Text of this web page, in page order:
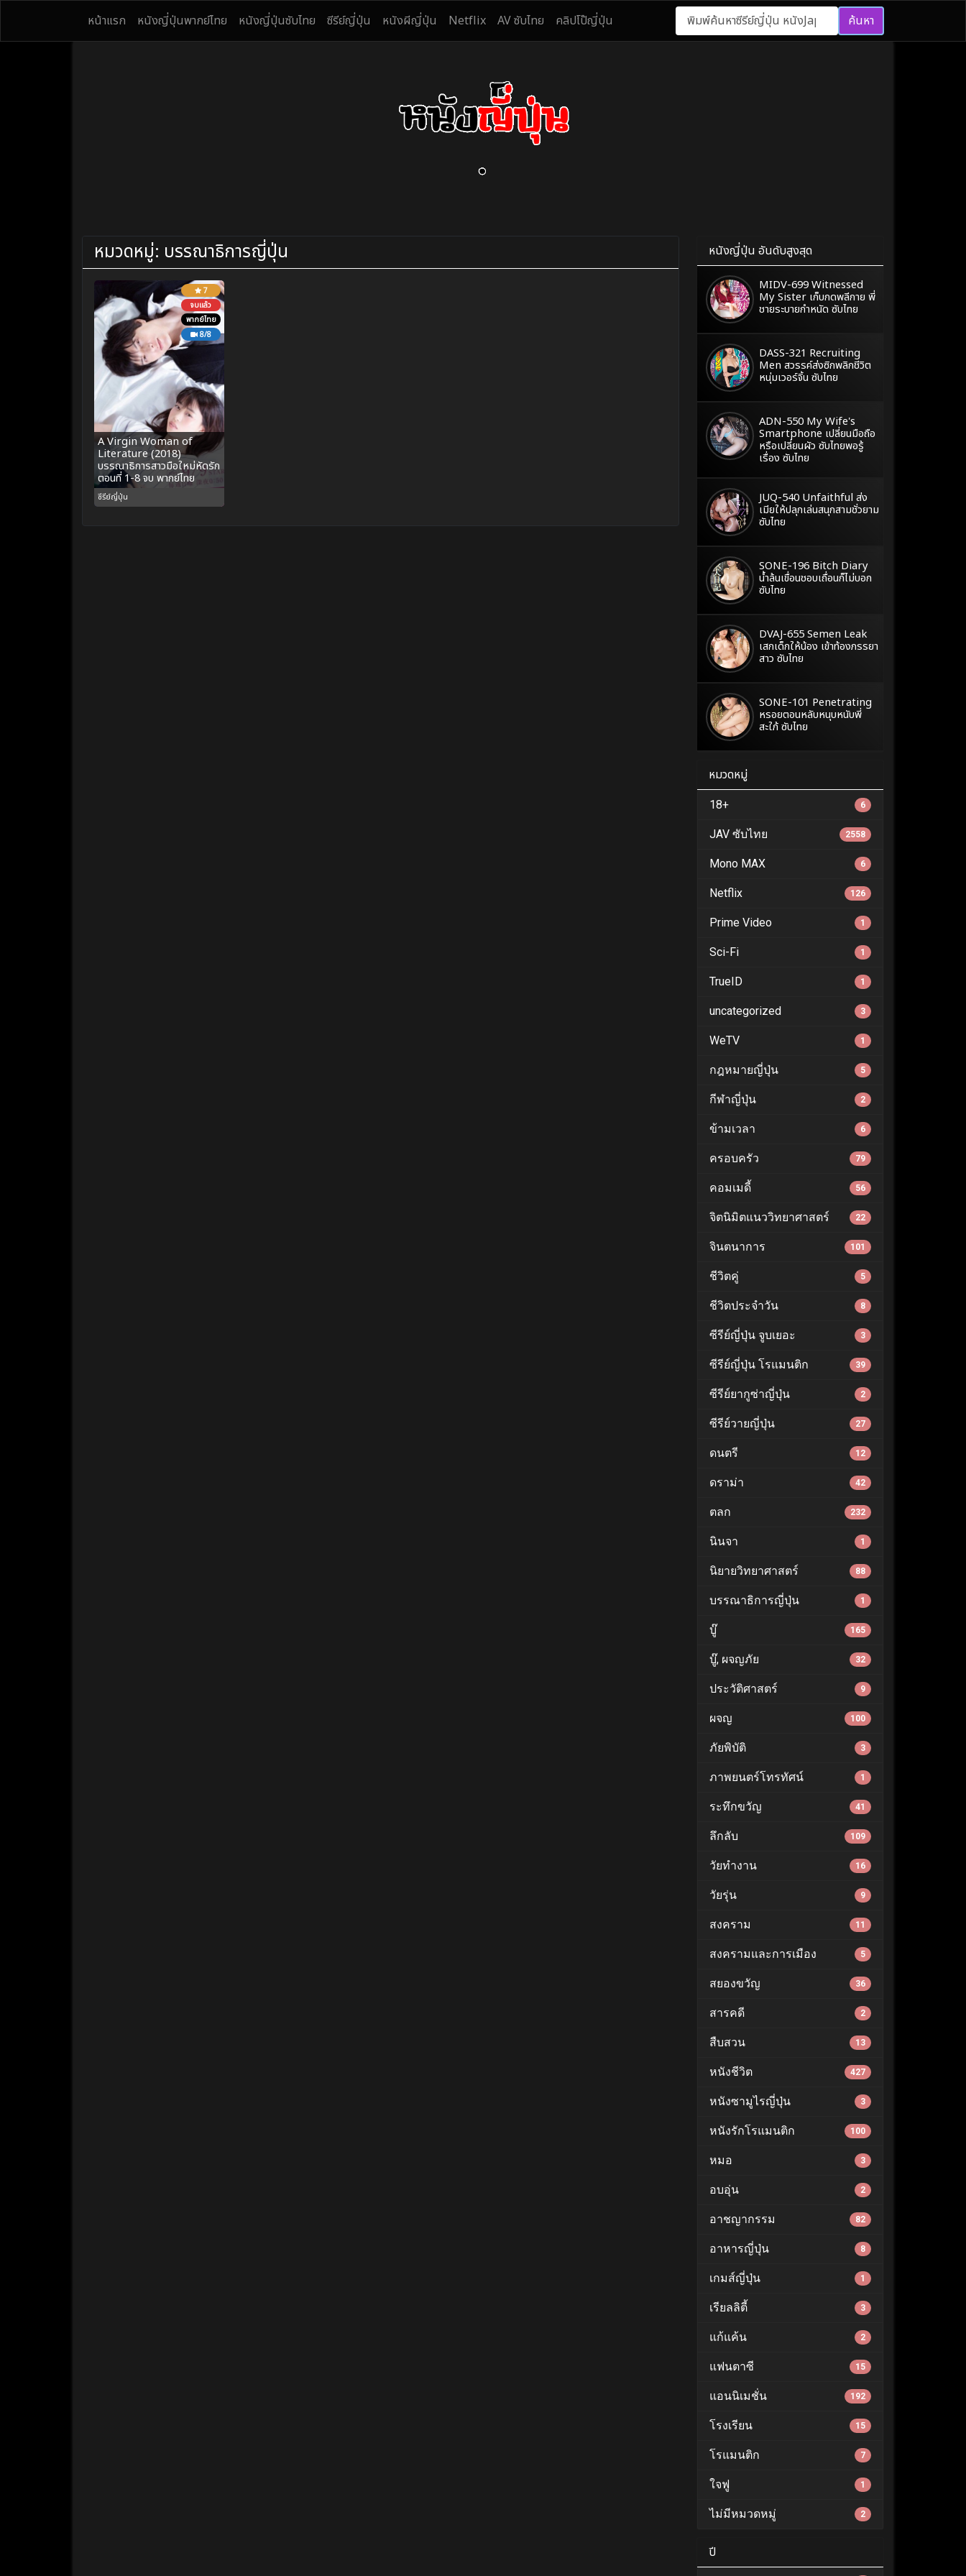
หน้าแรก หนังญี่ปุ่นพากย์ไทย หนังญี่ปุ่นซับไทย ซีรีย์ญี่ปุ่น หนังผีญี่ปุ่น Netflix AV ซับไทย คลิปโป๊ญี่ปุ่น ค้นหา
หมวดหมู่: บรรณาธิการญี่ปุ่น
7
จบแล้ว
พากย์ไทย
8/8
A Virgin Woman of
Literature (2018)
บรรณาธิการสาวมือใหม่หัดรัก
ตอนที่ 1-8 จบ พากย์ไทย
ซีรีย์ญี่ปุ่น
หนังญี่ปุ่น อันดับสูงสุด
MIDV-699 Witnessed
My Sister เก็บกดพลีกาย พี่
ชายระบายกำหนัด ซับไทย
DASS-321 Recruiting
Men สวรรค์ส่งซิกพลิกชีวิต
หนุ่มเวอร์จิ้น ซับไทย
ADN-550 My Wife's
Smartphone เปลี่ยนมือถือ
หรือเปลี่ยนผัว ซับไทยพอรู้
เรื่อง ซับไทย
JUQ-540 Unfaithful ส่ง
เมียให้ปลุกเล่นสนุกสามชั่วยาม
ซับไทย
SONE-196 Bitch Diary
น้ำล้นเขื่อนชอบเถื่อนก็ไม่บอก
ซับไทย
DVAJ-655 Semen Leak
เสกเด็กให้น้อง เข้าท้องภรรยา
สาว ซับไทย
SONE-101 Penetrating
หรอยตอนหลับหนุบหนับพี่
สะใภ้ ซับไทย
หมวดหมู่
18+ 6
JAV ซับไทย 2558
Mono MAX 6
Netflix 126
Prime Video 1
Sci-Fi 1
TrueID 1
uncategorized 3
WeTV 1
กฎหมายญี่ปุ่น 5
กีฬาญี่ปุ่น 2
ข้ามเวลา 6
ครอบครัว 79
คอมเมดี้ 56
จิตนิมิตแนววิทยาศาสตร์ 22
จินตนาการ 101
ชีวิตคู่ 5
ชีวิตประจำวัน 8
ซีรีย์ญี่ปุ่น จูบเยอะ 3
ซีรีย์ญี่ปุ่น โรแมนติก 39
ซีรีย์ยากูซ่าญี่ปุ่น 2
ซีรีย์วายญี่ปุ่น 27
ดนตรี 12
ดราม่า 42
ตลก 232
นินจา 1
นิยายวิทยาศาสตร์ 88
บรรณาธิการญี่ปุ่น 1
บู๊ 165
บู๊, ผจญภัย 32
ประวัติศาสตร์ 9
ผจญ 100
ภัยพิบัติ 3
ภาพยนตร์โทรทัศน์ 1
ระทึกขวัญ 41
ลึกลับ 109
วัยทำงาน 16
วัยรุ่น 9
สงคราม 11
สงครามและการเมือง 5
สยองขวัญ 36
สารคดี 2
สืบสวน 13
หนังชีวิต 427
หนังซามูไรญี่ปุ่น 3
หนังรักโรแมนติก 100
หมอ 3
อบอุ่น 2
อาชญากรรม 82
อาหารญี่ปุ่น 8
เกมส์ญี่ปุ่น 1
เรียลลิตี้ 3
แก้แค้น 2
แฟนตาซี 15
แอนนิเมชั่น 192
โรงเรียน 15
โรแมนติก 7
ใจฟู 1
ไม่มีหมวดหมู่ 2
ปี